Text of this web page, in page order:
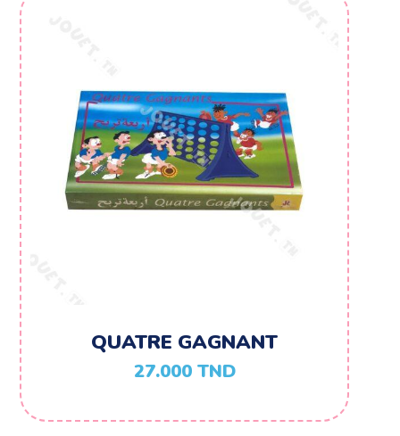
QUATRE GAGNANT
27.000 TND